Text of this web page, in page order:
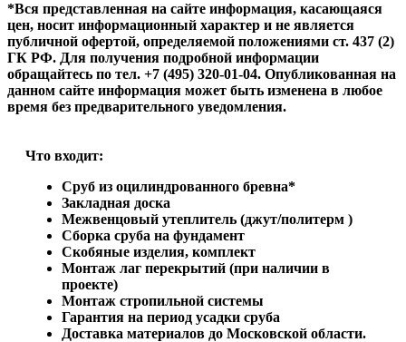
*Вся представленная на сайте информация, касающаяся
цен, носит информационный характер и не является
публичной офертой, определяемой положениями ст. 437 (2)
ГК РФ. Для получения подробной информации
обращайтесь по тел. +7 (495) 320-01-04. Опубликованная на
данном сайте информация может быть изменена в любое
время без предварительного уведомления.
Что входит:
Сруб из оцилиндрованного бревна*
Закладная доска
Межвенцовый утеплитель (джут/политерм )
Сборка сруба на фундамент
Скобяные изделия, комплект
Монтаж лаг перекрытий (при наличии в
проекте)
Монтаж стропильной системы
Гарантия на период усадки сруба
Доставка материалов до Московской области.